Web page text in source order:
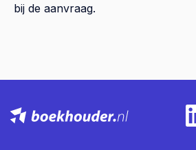
bij de aanvraag.